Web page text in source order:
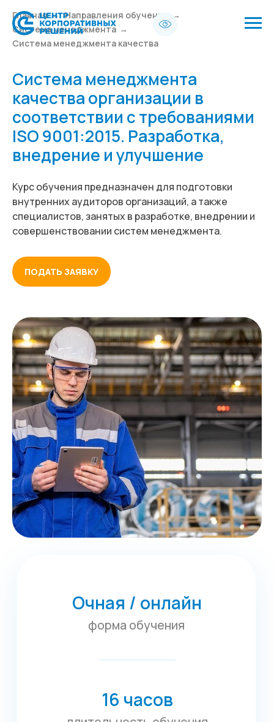
Главная → Направления обучения
→
Система менеджмента →
Система менеджмента качества
Система менеджмента
качества организации в
соответствии с требованиями
ISO 9001:2015. Разработка,
внедрение и улучшение
Курс обучения предназначен для подготовки
внутренних аудиторов организаций, а также
специалистов, занятых в разработке, внедрении и
совершенствовании систем менеджмента.
ПОДАТЬ ЗАЯВКУ
16 часов
Очная / онлайн
форма обучения
длительность обучения